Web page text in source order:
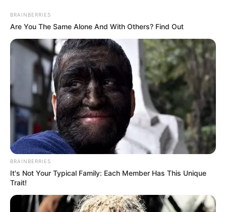
BRAINBERRIES
Are You The Same Alone And With Others? Find Out
BRAINBERRIES
It's Not Your Typical Family: Each Member Has This Unique
Trait!